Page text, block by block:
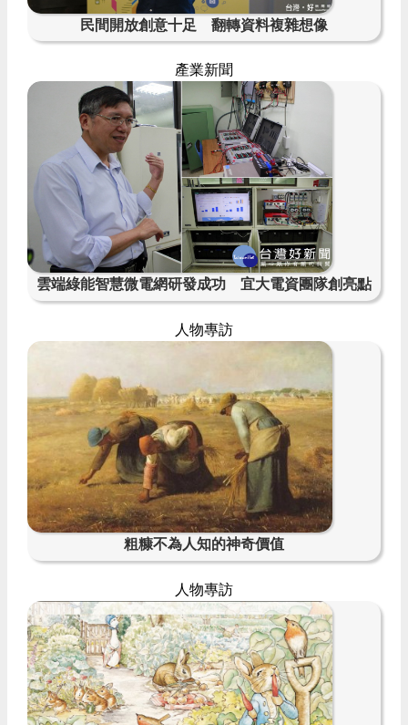
民間開放創意十足 翻轉資料複雜想像
產業新聞
雲端綠能智慧微電網研發成功 宜大電資團隊創亮點
人物專訪
粗糠不為人知的神奇價值
人物專訪